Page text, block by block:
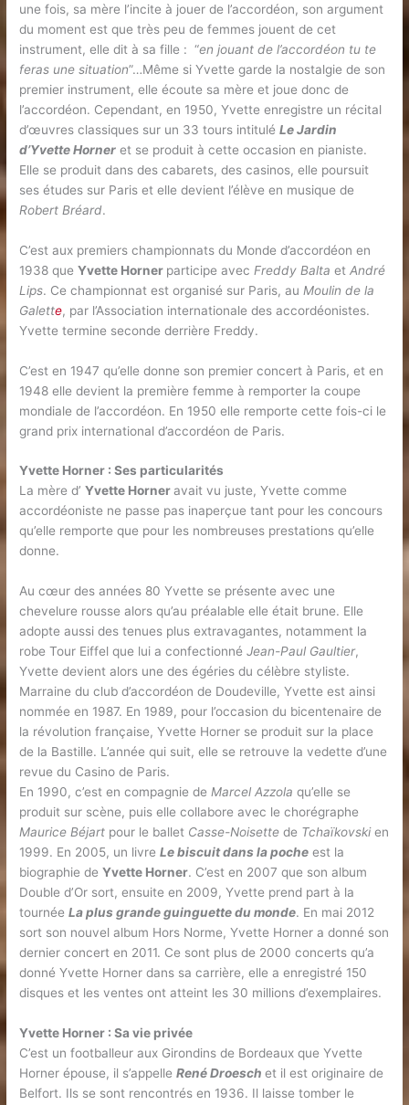
une fois, sa mère l’incite à jouer de l’accordéon, son argument
du moment est que très peu de femmes jouent de cet
instrument, elle dit à sa fille : “en jouant de l’accordéon tu te
feras une situation”…Même si Yvette garde la nostalgie de son
premier instrument, elle écoute sa mère et joue donc de
l’accordéon. Cependant, en 1950, Yvette enregistre un récital
d’œuvres classiques sur un 33 tours intituléLe Jardin
d’Yvette Horner et se produit à cette occasion en pianiste.
Elle se produit dans des cabarets, des casinos, elle poursuit
ses études sur Paris et elle devient l’élève en musique de
Robert Bréard.
C’est aux premiers championnats du Monde d’accordéon en
1938 queYvette Horner participe avec Freddy BaltaetAndré
Lips. Ce championnat est organisé sur Paris, au Moulin de la
Galette, par l’Association internationale des accordéonistes.
Yvette termine seconde derrière Freddy.
C’est en 1947 qu’elle donne son premier concert à Paris, et en
1948 elle devient la première femme à remporter la coupe
mondiale de l’accordéon. En 1950 elle remporte cette fois-ci le
grand prix international d’accordéon de Paris.
Yvette Horner : Ses particularités
La mère d’Yvette Horneravait vu juste, Yvette comme
accordéoniste ne passe pas inaperçue tant pour les concours
qu’elle remporte que pour les nombreuses prestations qu’elle
donne.
Au cœur des années 80 Yvette se présente avec une
chevelure rousse alors qu’au préalable elle était brune. Elle
adopte aussi des tenues plus extravagantes, notamment la
robe Tour Eiffel que lui a confectionnéJean-Paul Gaultier,
Yvette devient alors une des égéries du célèbre styliste.
Marraine du club d’accordéon de Doudeville, Yvette est ainsi
nommée en 1987. En 1989, pour l’occasion du bicentenaire de
la révolution française, Yvette Horner se produit sur la place
de la Bastille. L’année qui suit, elle se retrouve la vedette d’une
revue du Casino de Paris.
En 1990, c’est en compagnie deMarcel Azzola qu’elle se
produit sur scène, puis elle collabore avec le chorégraphe
Maurice Béjart pour le ballet Casse-Noisette de Tchaïkovskien
1999. En 2005, un livreLe biscuit dans la poche est la
biographie deYvette Horner. C’est en 2007 que son album
Double d’Or sort, ensuite en 2009, Yvette prend part à la
tournéeLa plus grande guinguette du monde. En mai 2012
sort son nouvel album Hors Norme, Yvette Horner a donné son
dernier concert en 2011. Ce sont plus de 2000 concerts qu’a
donné Yvette Horner dans sa carrière, elle a enregistré 150
disques et les ventes ont atteint les 30 millions d’exemplaires.
Yvette Horner : Sa vie privée
C’est un footballeur aux Girondins de Bordeaux que Yvette
Horner épouse, il s’appelleRené Droeschet il est originaire de
Belfort. Ils se sont rencontrés en 1936. Il laisse tomber le